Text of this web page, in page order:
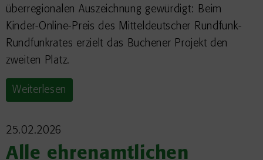
überregionalen Auszeichnung gewürdigt: Beim
Kinder-Online-Preis des Mitteldeutscher Rundfunk-
Rundfunkrates erzielt das Buchener Projekt den
zweiten Platz.
Weiterlesen
25.02.2026
Alle ehrenamtlichen